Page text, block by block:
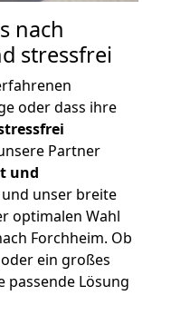
nach
stressfrei
oder dass ihre
Partner
und
unser breite
optimalen Wahl
Forchheim. Ob
ein großes
passende Lösung